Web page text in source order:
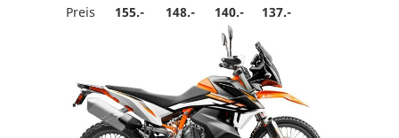
Preis
155.- 148.- 140.- 137.-